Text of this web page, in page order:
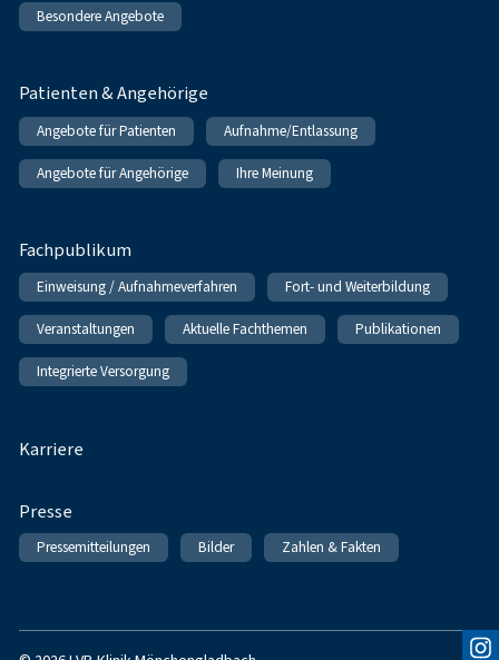
Besondere Angebote
Patienten & Angehörige
Angebote für Patienten Aufnahme/Entlassung
Angebote für Angehörige Ihre Meinung
Fachpublikum
Einweisung / Aufnahmeverfahren Fort- und Weiterbildung
Veranstaltungen Aktuelle Fachthemen Publikationen
Integrierte Versorgung
Karriere
Presse
Pressemitteilungen Bilder Zahlen & Fakten